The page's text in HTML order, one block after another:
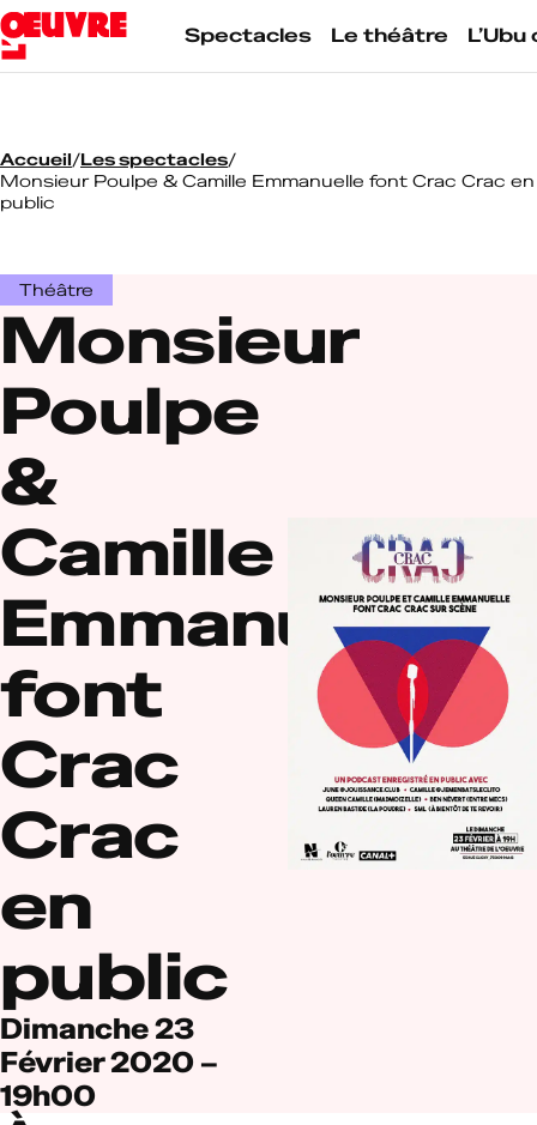
Skip
to
content
Spectacles Le théâtre
Accueil/Les spectacles/
Monsieur Poulpe & Camille Emmanuelle font Crac Crac en
public
Théâtre
Monsieur
Poulpe
&
Camille
Emmanuelle
font
Crac
Crac
en
public
Dimanche 23
Février 2020 –
19h00